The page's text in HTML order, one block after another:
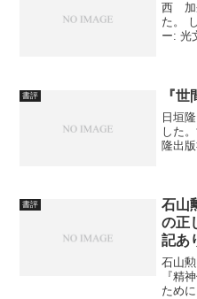
西 加
た。
ー: 光
書評 『
日垣
した
隆出
億...
書評
石山
の正
記あ
石山
『精
ため